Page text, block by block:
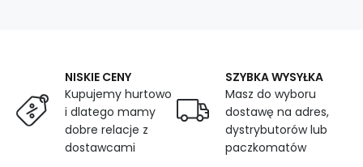
NISKIE CENY
Kupujemy hurtowo
i dlatego mamy
dobre relacje z
dostawcami
SZYBKA WYSYŁKA
Masz do wyboru
dostawę na adres,
dystrybutorów lub
paczkomatów